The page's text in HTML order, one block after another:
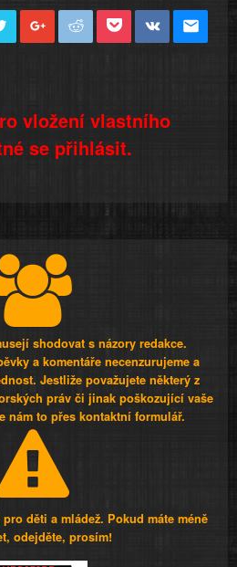
vložení vlastního
se přihlásit.
shodovat s názory redakce.
a komentáře necenzurujeme a
Jestliže považujete některý z
práv či jinak poškozující vaše
nám to přes kontaktní formulář.
děti a mládež. Pokud máte méně
odejděte, prosím!